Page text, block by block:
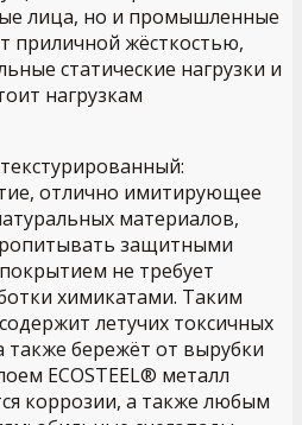
лица, но и промышленные
приличной жёсткостью,
статические нагрузки и
нагрузкам
отлично имитирующее
материалов,
защитными
не требует
химикатами. Таким
летучих токсичных
также бережёт от вырубки
ECOSTEEL® металл
коррозии, а также любым